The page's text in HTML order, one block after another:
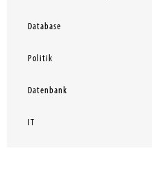
Database
Politik
Datenbank
IT